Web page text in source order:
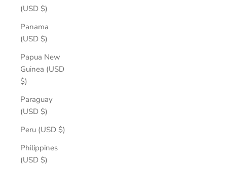
(USD $)
Panama
(USD $)
Papua New
Guinea (USD
$)
Paraguay
(USD $)
Peru (USD $)
Philippines
(USD $)